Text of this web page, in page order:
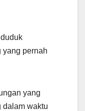
yang pernah
yang
dalam waktu